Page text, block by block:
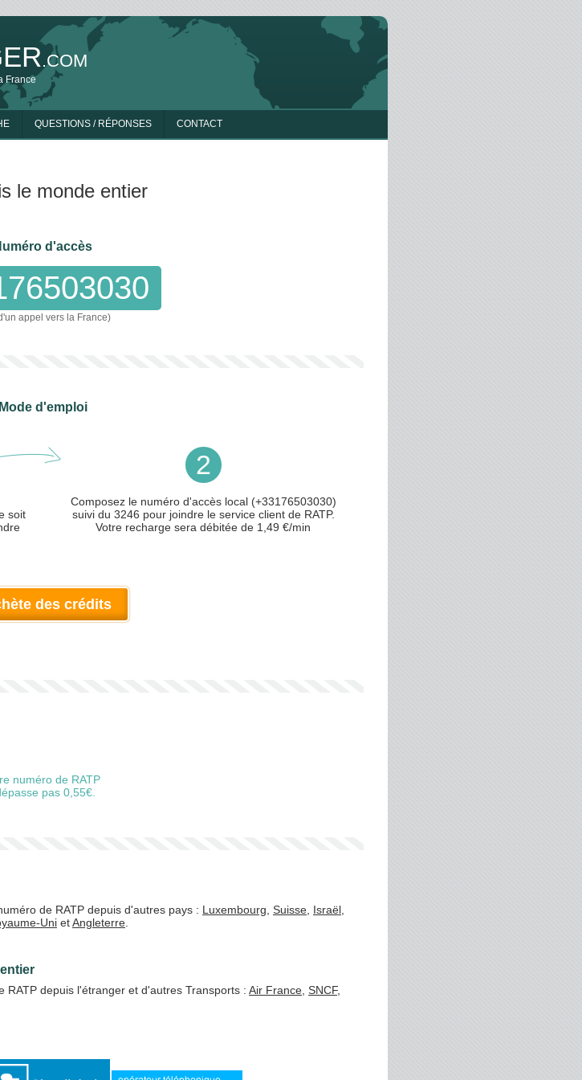
.COM
France
QUESTIONS / RÉPONSES CONTACT
le monde entier
d'accès
appel vers la France)
Mode d'emploi
soit
2
Composez le numéro d'accès local (+33176503030)
suivi du 3246 pour joindre le service client de RATP.
Votre recharge sera débitée de 1,49 €/min
des crédits
50 €
numéro de RATP
pas 0,55€.
de RATP depuis d'autres pays : Luxembourg Suisse Israël
Uni etAngleterre
depuis l'étranger et d'autres Transports : Air France SNCF,